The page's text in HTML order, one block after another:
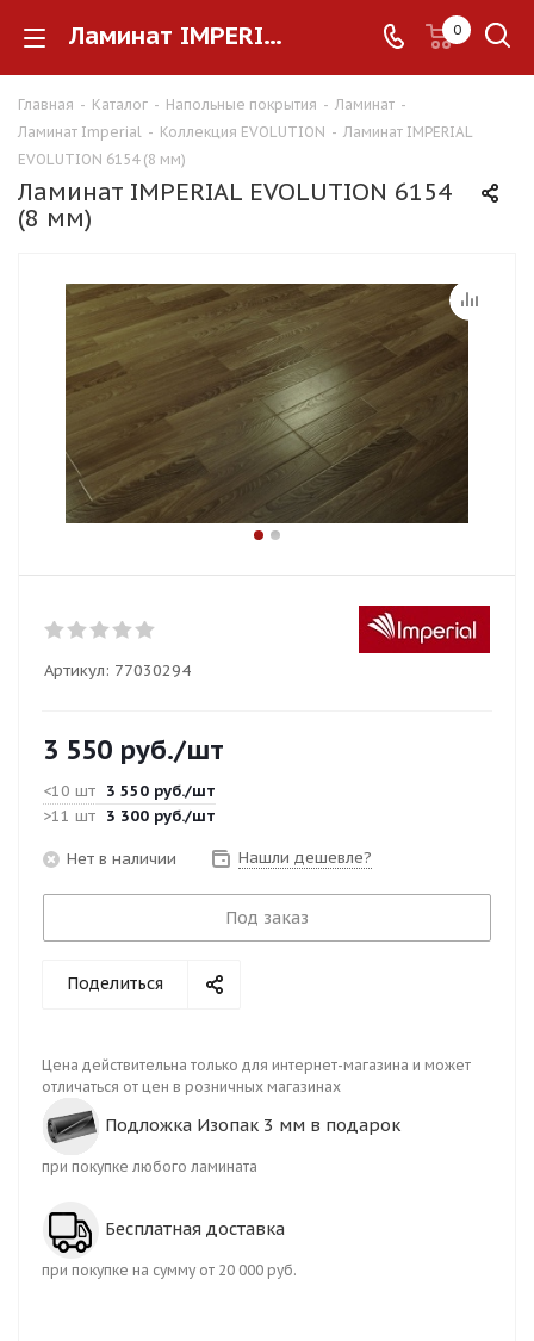
Ламинат IMPERIAL EVOLUTION 6154 (8 мм) 0
Главная - Каталог - Напольные покрытия - Ламинат -
Ламинат Imperial - Коллекция EVOLUTION - Ламинат IMPERIAL
EVOLUTION 6154 (8 мм)
Ламинат IMPERIAL EVOLUTION 6154
(8 мм)
Артикул: 77030294
3 550 руб./шт
<10 шт 3 550 руб./шт
>11 шт 3 300 руб./шт
Нет в наличии Нашли дешевле?
Под заказ
Поделиться
Цена действительна только для интернет-магазина и может
отличаться от цен в розничных магазинах
Подложка Изопак 3 мм в подарок
при покупке любого ламината
Бесплатная доставка
при покупке на сумму от 20 000 руб.